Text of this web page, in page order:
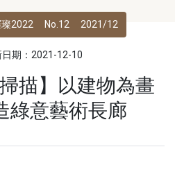
2022 No.12 2021/12
日期：2021-12-10
描】以建物為畫
綠意藝術長廊